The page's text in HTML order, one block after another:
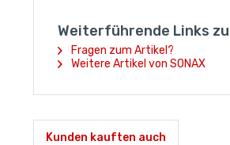
Weiterführende Links
Fragen zum Artikel?
Weitere Artikel von SONAX
Kunden kauften auch